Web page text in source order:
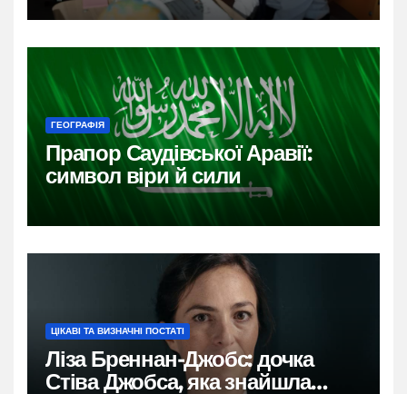
ГЕОГРАФІЯ
Прапор Саудівської Аравії:
символ віри й сили
ЦІКАВІ ТА ВИЗНАЧНІ ПОСТАТІ
Ліза Бреннан-Джобс: дочка
Стіва Джобса, яка знайшла